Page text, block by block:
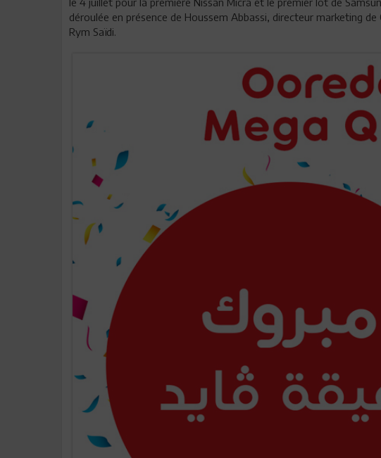
déroulée en présence de Houssem Abbassi, directeur marketing
Rym Saïdi.